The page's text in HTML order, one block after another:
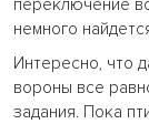
переключение
немного
Интересно, что
вороны все
задания. Пока